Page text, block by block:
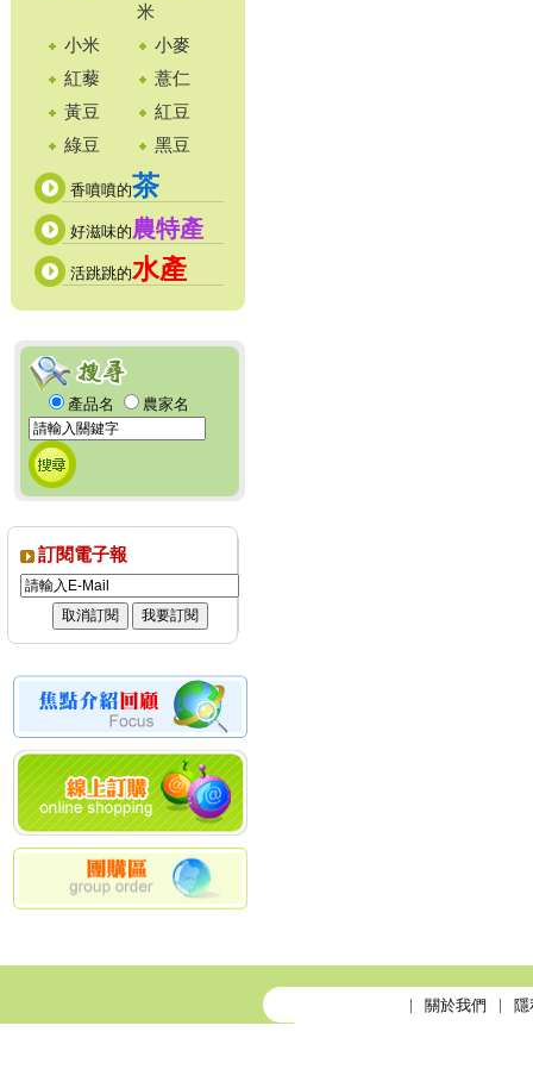
米
小米
小麥
紅藜
薏仁
黃豆
紅豆
綠豆
黑豆
香噴噴的茶
好滋味的農特產
活跳跳的水產
產品名 農家名
訂閱電子報
關於我們